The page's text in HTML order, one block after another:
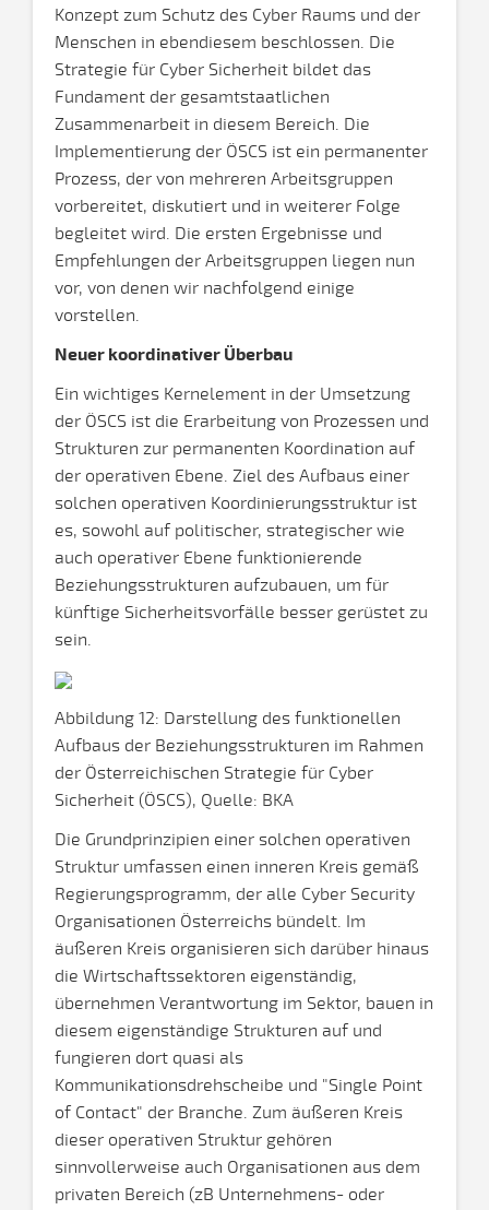
Konzept zum Schutz des Cyber Raums und der
Menschen in ebendiesem beschlossen. Die
Strategie für Cyber Sicherheit bildet das
Fundament der gesamtstaatlichen
Zusammenarbeit in diesem Bereich. Die
Implementierung der ÖSCS ist ein permanenter
Prozess, der von mehreren Arbeitsgruppen
vorbereitet, diskutiert und in weiterer Folge
begleitet wird. Die ersten Ergebnisse und
Empfehlungen der Arbeitsgruppen liegen nun
vor, von denen wir nachfolgend einige
vorstellen.
Neuer koordinativer Überbau
Ein wichtiges Kernelement in der Umsetzung
der ÖSCS ist die Erarbeitung von Prozessen und
Strukturen zur permanenten Koordination auf
der operativen Ebene. Ziel des Aufbaus einer
solchen operativen Koordinierungsstruktur ist
es, sowohl auf politischer, strategischer wie
auch operativer Ebene funktionierende
Beziehungsstrukturen aufzubauen, um für
künftige Sicherheitsvorfälle besser gerüstet zu
sein.
Abbildung 12: Darstellung des funktionellen
Aufbaus der Beziehungsstrukturen im Rahmen
der Österreichischen Strategie für Cyber
Sicherheit (ÖSCS), Quelle: BKA
Die Grundprinzipien einer solchen operativen
Struktur umfassen einen inneren Kreis gemäß
Regierungsprogramm, der alle Cyber Security
Organisationen Österreichs bündelt. Im
äußeren Kreis organisieren sich darüber hinaus
die Wirtschaftssektoren eigenständig,
übernehmen Verantwortung im Sektor, bauen in
diesem eigenständige Strukturen auf und
fungieren dort quasi als
Kommunikationsdrehscheibe und "Single Point
of Contact" der Branche. Zum äußeren Kreis
dieser operativen Struktur gehören
sinnvollerweise auch Organisationen aus dem
privaten Bereich (zB Unternehmens- oder